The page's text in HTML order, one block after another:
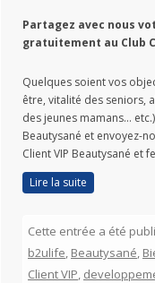
Partagez avec nous
gratuitement au Club
Quelques soient vos
être, vitalité des seniors,
des jeunes mamans…
Beautysané et envoyez-
Client VIP Beautysané et
Lire la suite
Cette entrée a été
b2ulife, Beautysané,
Client VIP,